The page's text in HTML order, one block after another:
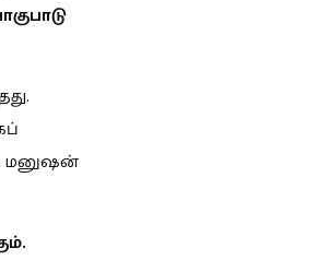
மனுஷன்